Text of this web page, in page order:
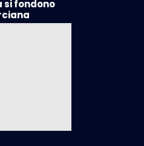
si fondono